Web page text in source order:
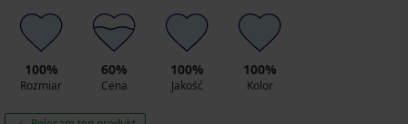
100%
Rozmiar
60%
Cena
100%
Jakość
100%
Kolor